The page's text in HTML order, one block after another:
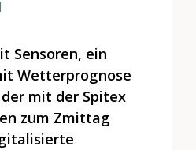
Sensoren, ein
Wetterprognose
mit der Spitex
zum Zmittag